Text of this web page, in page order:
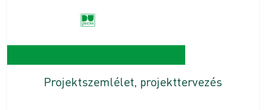
Projektszemlélet, projekttervezés